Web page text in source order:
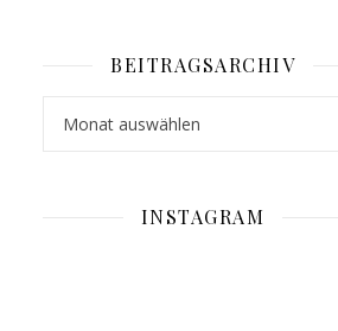
BEITRAGSARCHIV
INSTAGRAM